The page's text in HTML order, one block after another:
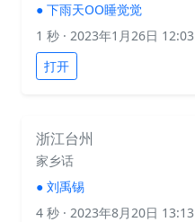
● 下雨天OO睡觉觉
1 秒 · 2023年1月26日 12:03
打开
浙江台州
家乡话
● 刘禹锡
4 秒 · 2023年8月20日 13:13